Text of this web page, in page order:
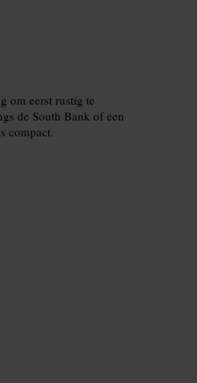
om eerst rustig te
de South Bank of een
compact.